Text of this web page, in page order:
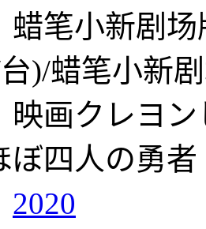
小新剧场版
)/蜡笔小新
クレヨンし
ぼ四人の勇者
2020